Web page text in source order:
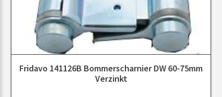
Fridavo 141126B Bommerscharnier DW 60-75mm
Verzinkt